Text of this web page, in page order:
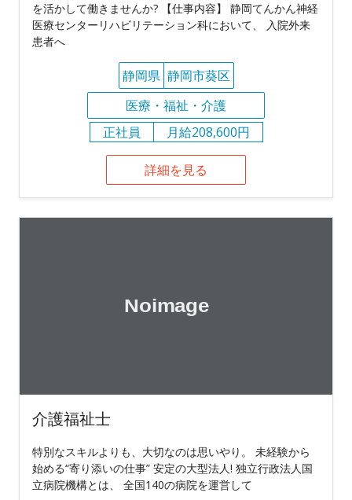
を活かして働きませんか? 【仕事内容】 静岡てんかん神経
医療センターリハビリテーション科において、 入院外来
患者へ
静岡県 静岡市葵区
医療・福祉・介護
正社員
月給208,600円
詳細を見る
介護福祉士
特別なスキルよりも、大切なのは思いやり。 未経験から
始める“寄り添いの仕事” 安定の大型法人! 独立行政法人国
立病院機構とは、 全国140の病院を運営して